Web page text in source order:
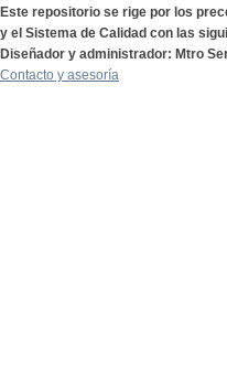
Este repositorio se rige por los
y el Sistema de Calidad con las
Diseñador y administrador: Mtro
Contacto y asesoría